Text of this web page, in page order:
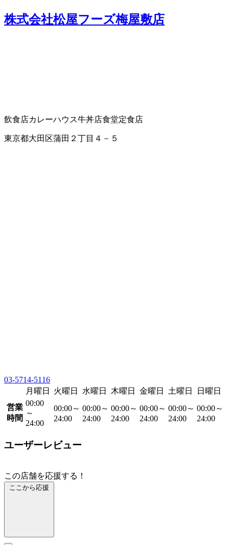
株式会社松屋フーズ梅屋敷店
飲食店カレーハウス牛丼店食堂定食店
東京都大田区蒲田２丁目４－５
03-5714-5116
月曜日
火曜日 水曜日 木曜日 金曜日 土曜日
日曜日
営業
時間
00:00
～
24:00
00:00～
24:00
00:00～
24:00
00:00～
24:00
00:00～
24:00
00:00～
24:00
00:00～
24:00
ユーザーレビュー
この店舗を応援する！
ここから応援